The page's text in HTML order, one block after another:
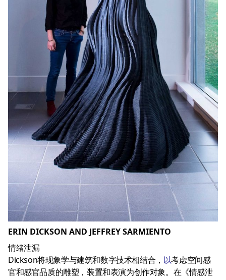
ERIN DICKSON AND JEFFREY SARMIENTO
情绪泄漏
Dickson将现象学与建筑和数字技术相结合， 以考虑空间感
官和感官品质的雕塑，装置和表演为创作对象。在《情感泄